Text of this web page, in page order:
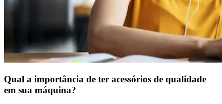
Qual a importância de ter acessórios de qualidade
em sua máquina?